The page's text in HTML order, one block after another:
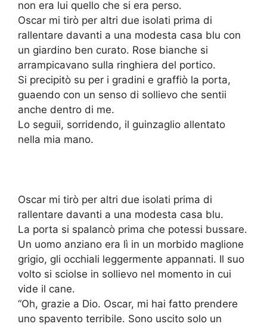
non era lui quello che si era perso.
Oscar mi tirò per altri due isolati prima di
rallentare davanti a una modesta casa blu con
un giardino ben curato. Rose bianche si
arrampicavano sulla ringhiera del portico.
Si precipitò su per i gradini e graffiò la porta,
guaendo con un senso di sollievo che sentii
anche dentro di me.
Lo seguii, sorridendo, il guinzaglio allentato
nella mia mano.
Oscar mi tirò per altri due isolati prima di
rallentare davanti a una modesta casa blu.
La porta si spalancò prima che potessi bussare.
Un uomo anziano era lì in un morbido maglione
grigio, gli occhiali leggermente appannati. Il suo
volto si sciolse in sollievo nel momento in cui
vide il cane.
“Oh, grazie a Dio. Oscar, mi hai fatto prendere
uno spavento terribile. Sono uscito solo un